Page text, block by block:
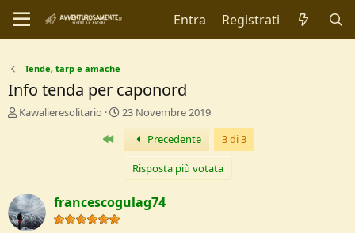
Entra Registrati
Tende, tarp e amache
Info tenda per caponord
C
r
e
D
Kawalieresolitario
D
a
I
n
23 Novembre 2019
Primo Precedente 3 di 3
Risposta più votata
francescogulag74